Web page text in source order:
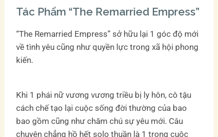
Tác Phẩm “The Remarried Empress”
“The Remarried Empress” sở hữu lại 1 góc độ mới
về tình yêu cũng như quyền lực trong xã hội phong
kiến.
Khi 1 phái nữ vương vương triều bị ly hôn, cô tậu
cách chế tạo lại cuộc sống đời thường của bao
bao gồm cũng như chăm chú sự yêu mới. Câu
chuyện chẳng hồ hết solo thuần là 1 trong cuộc